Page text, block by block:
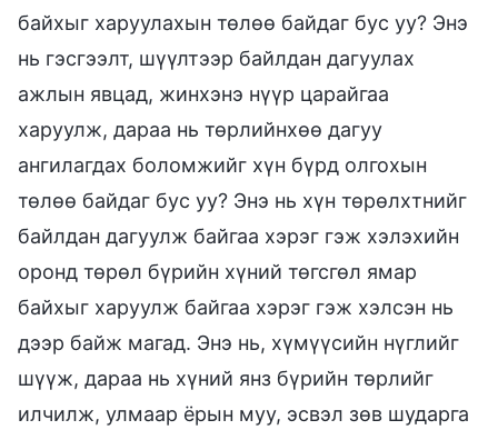
байхыг харуулахын төлөө байдаг бус уу? Энэ
нь гэсгээлт, шүүлтээр байлдан дагуулах
ажлын явцад, жинхэнэ нүүр царайгаа
харуулж, дараа нь төрлийнхөө дагуу
ангилагдах боломжийг хүн бүрд олгохын
төлөө байдаг бус уу? Энэ нь хүн төрөлхтнийг
байлдан дагуулж байгаа хэрэг гэж хэлэхийн
оронд төрөл бүрийн хүний төгсгөл ямар
байхыг харуулж байгаа хэрэг гэж хэлсэн нь
дээр байж магад. Энэ нь, хүмүүсийн нүглийг
шүүж, дараа нь хүний янз бүрийн төрлийг
илчилж, улмаар ёрын муу, эсвэл зөв шударга